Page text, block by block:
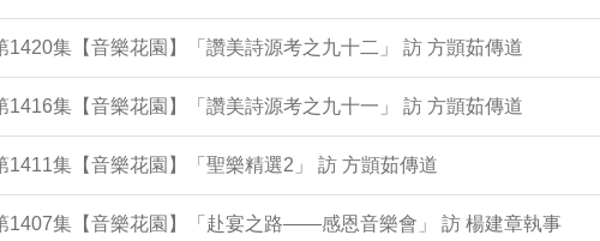
1420集【音樂花園】「讚美詩源考之九十二」 訪 方顗茹傳道
1416集【音樂花園】「讚美詩源考之九十一」 訪 方顗茹傳道
1411集【音樂花園】「聖樂精選2」 訪 方顗茹傳道
1407集【音樂花園】「赴宴之路——感恩音樂會」 訪 楊建章執事